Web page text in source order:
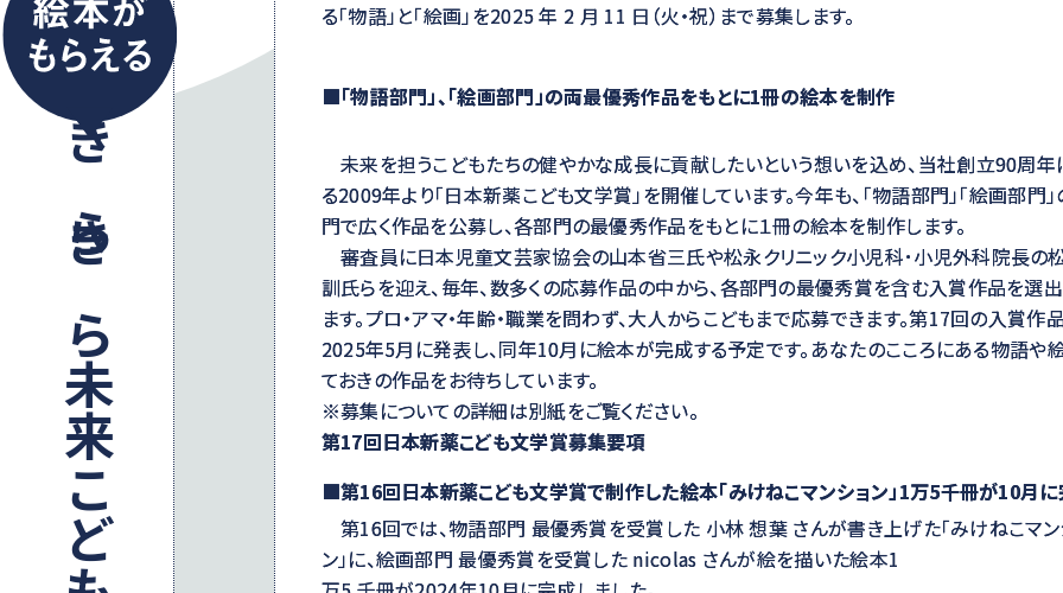
きらきら未来こども募金
る「物語」と「絵画」を2025 年 2 月 11 日（火・祝）まで募集します。
■「物語部門」、「絵画部門」の両最優秀作品をもとに1冊の絵本を制作
未来を担うこどもたちの健やかな成長に貢献したいという想いを込め、当社創立90周年
る2009年より「日本新薬こども文学賞」を開催しています。今年も、「物語部門」「絵画部門
門で広く作品を公募し、各部門の最優秀作品をもとに１冊の絵本を制作します。
審査員に日本児童文芸家協会の山本省三氏や松永クリニック小児科･小児外科院長の
訓氏らを迎え、毎年、数多くの応募作品の中から、各部門の最優秀賞を含む入賞作品を選
ます。プロ・アマ・年齢・職業を問わず、大人からこどもまで応募できます。第17回の入賞作
2025年5月に発表し、同年10月に絵本が完成する予定です。あなたのこころにある物語や絵
ておきの作品をお待ちしています。
※募集についての詳細は別紙をご覧ください。
第17回日本新薬こども文学賞募集要項
■第16回日本新薬こども文学賞で制作した絵本「みけねこマンション」1万5千冊が10月
第16回では、物語部門 最優秀賞を受賞した 小林 想葉 さんが書き上げた「みけねこマン
ン」に、絵画部門 最優秀賞を受賞した nicolas さんが絵を描いた絵本1